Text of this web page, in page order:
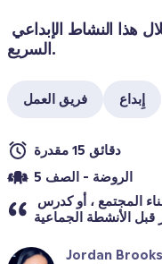
السريع.
فريق العمل إِبداع
دقائق 15 مقدرة
الروضة - الصف 5
Jordan Brooks